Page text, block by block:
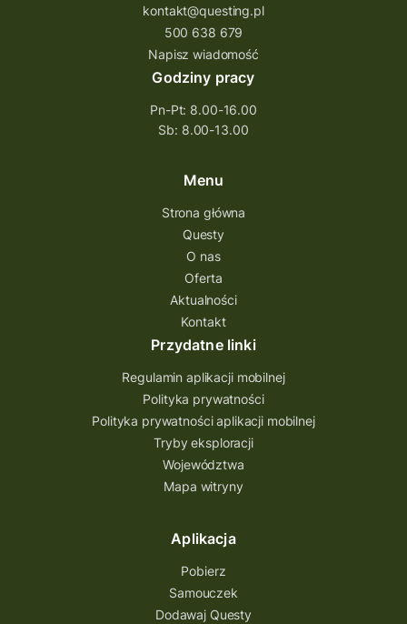
kontakt@questing.pl
500 638 679
Napisz wiadomość
Godziny pracy
Pn-Pt: 8.00-16.00
Sb: 8.00-13.00
Menu
Strona główna
Questy
O nas
Oferta
Aktualności
Kontakt
Przydatne linki
Regulamin aplikacji mobilnej
Polityka prywatności
Polityka prywatności aplikacji mobilnej
Tryby eksploracji
Województwa
Mapa witryny
Aplikacja
Pobierz
Samouczek
Dodawaj Questy